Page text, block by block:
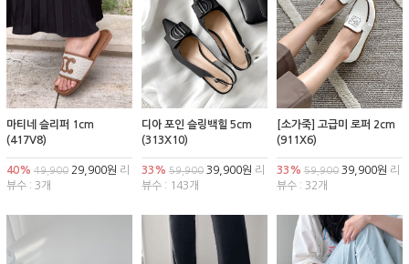
마티네 슬리퍼 1cm
(417V8)
40% 49,900 29,900원 리
뷰수 : 3개
디아 포인 슬링백힐 5cm
(313X10)
33% 59,90039,900원 리
뷰수 : 143개
[소가죽] 고급미 로퍼 2cm
(911X6)
33% 59,90039,900원 리
뷰수 : 32개